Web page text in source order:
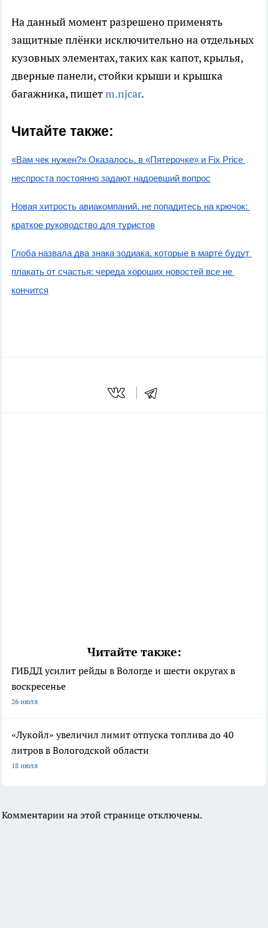
На данный момент разрешено применять
защитные плёнки исключительно на отдельных
кузовных элементах, таких как капот, крылья,
дверные панели, стойки крыши и крышка
багажника, пишетm.njcar.
Читайте также:
«Вам чек нужен?» Оказалось, в «Пятерочке» и Fix Price
неспроста постоянно задают надоевший вопрос
Новая хитрость авиакомпаний, не попадитесь на крючок:
краткое руководство для туристов
Глоба назвала два знака зодиака, которые в марте будут
плакать от счастья: череда хороших новостей все не
кончится
Читайте также:
ГИБДД усилит рейды в Вологде и шести округах в
воскресенье
26 июля
«Лукойл» увеличил лимит отпуска топлива до 40
литров в Вологодской области
18 июля
Комментарии на этой странице отключены.